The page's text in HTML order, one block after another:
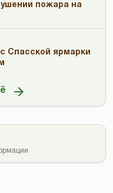
пожара на
Спасской ярмарки